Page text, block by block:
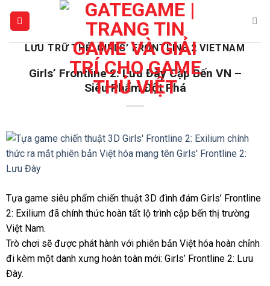
LƯU TRỮ THẺ:GIRLS’ FRONTLINE 2 VIETNAM
Girls’ Frontline 2: Lưu Đày Cập Bến VN –
Siêu Phẩm Đột Phá
Tựa game siêu phẩm chiến thuật 3D đình đám Girls’ Frontline
2: Exilium đã chính thức hoàn tất lộ trình cập bến thị trường
Việt Nam.
Trò chơi sẽ được phát hành với phiên bản Việt hóa hoàn chỉnh
đi kèm một danh xưng hoàn toàn mới: Girls’ Frontline 2: Lưu
Đày.